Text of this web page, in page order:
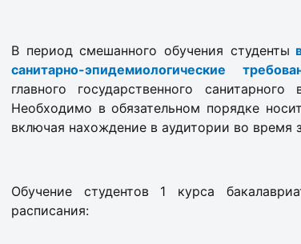
В период смешанного обучения студенты
санитарно-эпидемиологические
главного государственного
Необходимо в обязательном порядке
включая нахождение в аудитории во время
Обучение студентов 1 курса
расписания: